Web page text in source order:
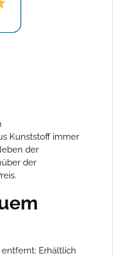
Kunststoff immer
der
der
Erhältlich